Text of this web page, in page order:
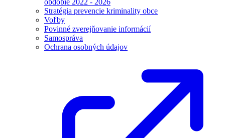
Stratégia prevencie kriminality obce
Voľby
Povinné zverejňovanie informácií
Samospráva
Ochrana osobných údajov